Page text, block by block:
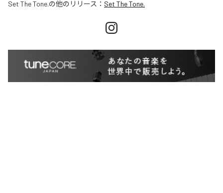
Set The Tone.の他のリリース： Set The Tone.